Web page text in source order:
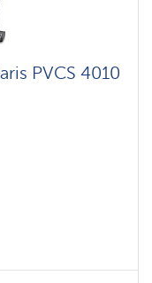
PVCS 4010